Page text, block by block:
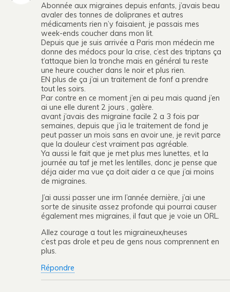
Abonnée aux migraines depuis enfants, j’avais beau
avaler des tonnes de dolipranes et autres
médicaments rien n’y faisaient, je passais mes
week-ends coucher dans mon lit.
Depuis que je suis arrivée a Paris mon médecin me
donne des médocs pour la crise, c’est des triptans ça
t’attaque bien la tronche mais en général tu reste
une heure coucher dans le noir et plus rien.
EN plus de ça j’ai un traitement de fonf a prendre
tout les soirs.
Par contre en ce moment j’en ai peu mais quand j’en
ai une elle durent 2 jours , galère.
avant j’avais des migraine facile 2 a 3 fois par
semaines, depuis que j’ia le traitement de fond je
peut passer un mois sans en avoir une, je revit parce
que la douleur c’est vraiment pas agréable.
Ya aussi le fait que je met plus mes lunettes, et la
journée au taf je met les lentilles, donc je pense que
déja aider ma vue ça doit aider a ce que j’ai moins
de migraines.
J’ai aussi passer une irm l’année dernière, j’ai une
sorte de sinusite assez profonde qui pourrai causer
également mes migraines, il faut que je voie un ORL.
Allez courage a tout les migraineux/neuses
c’est pas drole et peu de gens nous comprennent en
plus.
Répondre